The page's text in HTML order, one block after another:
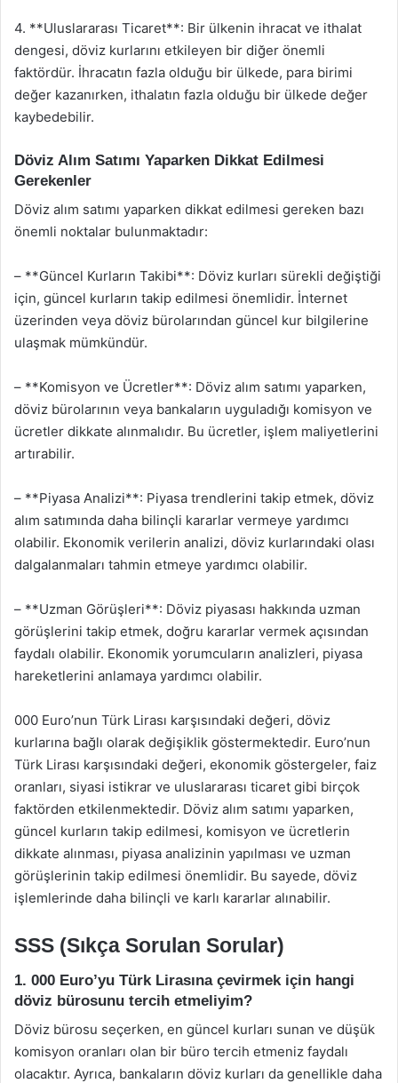
4. **Uluslararası Ticaret**: Bir ülkenin ihracat ve ithalat
dengesi, döviz kurlarını etkileyen bir diğer önemli
faktördür. İhracatın fazla olduğu bir ülkede, para birimi
değer kazanırken, ithalatın fazla olduğu bir ülkede değer
kaybedebilir.
Döviz Alım Satımı Yaparken Dikkat Edilmesi
Gerekenler
Döviz alım satımı yaparken dikkat edilmesi gereken bazı
önemli noktalar bulunmaktadır:
– **Güncel Kurların Takibi**: Döviz kurları sürekli değiştiği
için, güncel kurların takip edilmesi önemlidir. İnternet
üzerinden veya döviz bürolarından güncel kur bilgilerine
ulaşmak mümkündür.
– **Komisyon ve Ücretler**: Döviz alım satımı yaparken,
döviz bürolarının veya bankaların uyguladığı komisyon ve
ücretler dikkate alınmalıdır. Bu ücretler, işlem maliyetlerini
artırabilir.
– **Piyasa Analizi**: Piyasa trendlerini takip etmek, döviz
alım satımında daha bilinçli kararlar vermeye yardımcı
olabilir. Ekonomik verilerin analizi, döviz kurlarındaki olası
dalgalanmaları tahmin etmeye yardımcı olabilir.
– **Uzman Görüşleri**: Döviz piyasası hakkında uzman
görüşlerini takip etmek, doğru kararlar vermek açısından
faydalı olabilir. Ekonomik yorumcuların analizleri, piyasa
hareketlerini anlamaya yardımcı olabilir.
000 Euro’nun Türk Lirası karşısındaki değeri, döviz
kurlarına bağlı olarak değişiklik göstermektedir. Euro’nun
Türk Lirası karşısındaki değeri, ekonomik göstergeler, faiz
oranları, siyasi istikrar ve uluslararası ticaret gibi birçok
faktörden etkilenmektedir. Döviz alım satımı yaparken,
güncel kurların takip edilmesi, komisyon ve ücretlerin
dikkate alınması, piyasa analizinin yapılması ve uzman
görüşlerinin takip edilmesi önemlidir. Bu sayede, döviz
işlemlerinde daha bilinçli ve karlı kararlar alınabilir.
SSS (Sıkça Sorulan Sorular)
1. 000 Euro’yu Türk Lirasına çevirmek için hangi
döviz bürosunu tercih etmeliyim?
Döviz bürosu seçerken, en güncel kurları sunan ve düşük
komisyon oranları olan bir büro tercih etmeniz faydalı
olacaktır. Ayrıca, bankaların döviz kurları da genellikle daha